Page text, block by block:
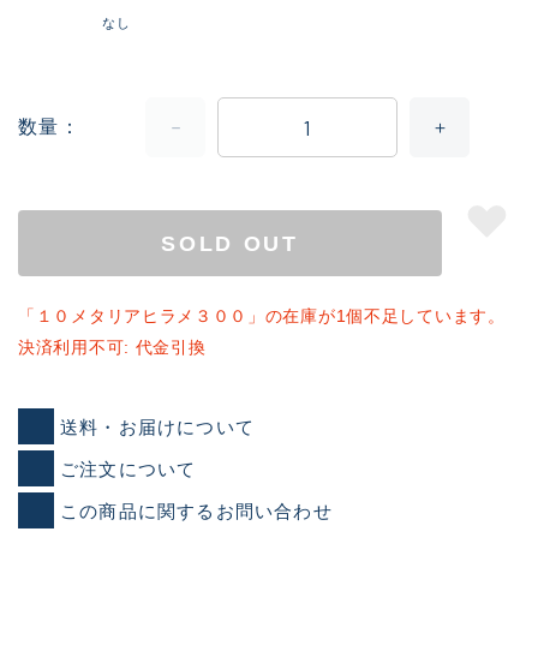
なし
数量
SOLD OUT
「１０メタリアヒラメ３００」の在庫が1個不足しています。
決済利用不可: 代金引換
送料・お届けについて
ご注文について
この商品に関するお問い合わせ